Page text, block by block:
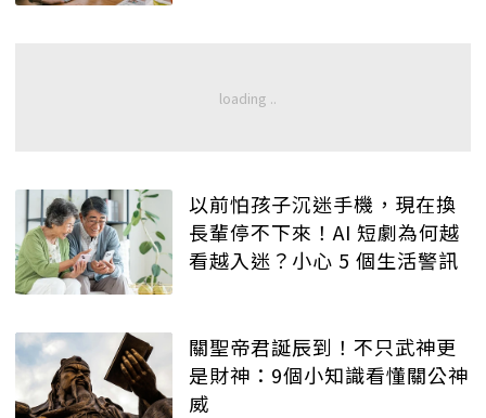
以前怕孩子沉迷手機，現在換
長輩停不下來！AI 短劇為何越
看越入迷？小心 5 個生活警訊
關聖帝君誕辰到！不只武神更
是財神：9個小知識看懂關公神
威